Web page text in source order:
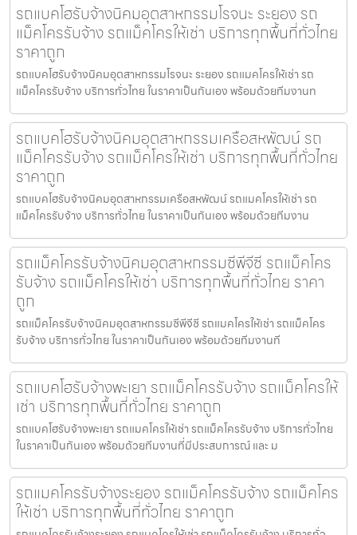
รถแบคโฮรับจ้างนิคมอุตสาหกรรมโรจนะ ระยอง รถ
แม็คโครรับจ้าง รถแม็คโครให้เช่า บริการทุกพื้นที่ทั่วไทย
ราคาถูก
รถแบคโฮรับจ้างนิคมอุตสาหกรรมโรจนะ ระยอง รถแมคโครให้เช่า รถ
แม็คโครรับจ้าง บริการทั่วไทย ในราคาเป็นกันเอง พร้อมด้วยทีมงานท
รถแบคโฮรับจ้างนิคมอุตสาหกรรมเครือสหพัฒน์ รถ
แม็คโครรับจ้าง รถแม็คโครให้เช่า บริการทุกพื้นที่ทั่วไทย
ราคาถูก
รถแบคโฮรับจ้างนิคมอุตสาหกรรมเครือสหพัฒน์ รถแมคโครให้เช่า รถ
แม็คโครรับจ้าง บริการทั่วไทย ในราคาเป็นกันเอง พร้อมด้วยทีมงาน
รถแม็คโครรับจ้างนิคมอุตสาหกรรมซีพีจีซี รถแม็คโคร
รับจ้าง รถแม็คโครให้เช่า บริการทุกพื้นที่ทั่วไทย ราคา
ถูก
รถแม็คโครรับจ้างนิคมอุตสาหกรรมซีพีจีซี รถแมคโครให้เช่า รถแม็คโคร
รับจ้าง บริการทั่วไทย ในราคาเป็นกันเอง พร้อมด้วยทีมงานที
รถแบคโฮรับจ้างพะเยา รถแม็คโครรับจ้าง รถแม็คโครให้
เช่า บริการทุกพื้นที่ทั่วไทย ราคาถูก
รถแบคโฮรับจ้างพะเยา รถแมคโครให้เช่า รถแม็คโครรับจ้าง บริการทั่วไทย
ในราคาเป็นกันเอง พร้อมด้วยทีมงานที่มีประสบการณ์ และ ม
รถแมคโครรับจ้างระยอง รถแม็คโครรับจ้าง รถแม็คโคร
ให้เช่า บริการทุกพื้นที่ทั่วไทย ราคาถูก